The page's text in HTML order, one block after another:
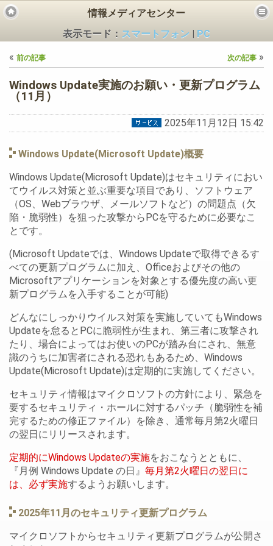
情報メディアセンター
表示モード： スマートフォン
PC
« 前の記事 次の記事 »
Windows Update実施のお願い・更新プログラム
（11月）
2025年11月12日 15:42
Windows Update(Microsoft Update)概要
Windows Update(Microsoft Update)はセキュリティにおい
てウイルス対策と並ぶ重要な項目であり、ソフトウェア
（OS、Webブラウザ、メールソフトなど）の問題点（欠
陥・脆弱性）を狙った攻撃からPCを守るために必要なこ
とです。
(Microsoft Updateでは、Windows Updateで取得できるす
べての更新プログラムに加え、Officeおよびその他の
Microsoftアプリケーションを対象とする優先度の高い更
新プログラムを入手することが可能)
どんなにしっかりウイルス対策を実施していてもWindows
Updateを怠るとPCに脆弱性が生まれ、第三者に攻撃され
たり、場合によってはお使いのPCが踏み台にされ、無意
識のうちに加害者にされる恐れもあるため、Windows
Update(Microsoft Update)は定期的に実施してください。
セキュリティ情報はマイクロソフトの方針により、緊急を
要するセキュリティ・ホールに対するパッチ（脆弱性を補
完するための修正ファイル）を除き、通常毎月第2火曜日
の翌日にリリースされます。
定期的にWindows Updateの実施をおこなうとともに、
『月例 Windows Update の日』 毎月第2火曜日の翌日に
は、必ず実施するようお願いします。
2025年11月のセキュリティ更新プログラム
マイクロソフトからセキュリティ更新プログラムが公開さ